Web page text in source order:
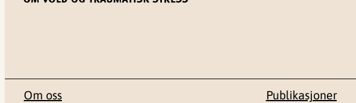
Om oss
Publikasjoner